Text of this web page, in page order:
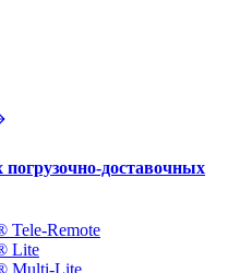
доставочных
Tele-Remote
Lite